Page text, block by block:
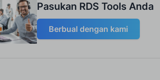
Pasukan RDS Tools Anda
Berbual dengan kami